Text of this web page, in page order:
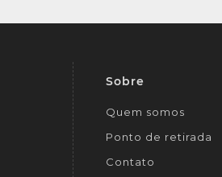
Sobre
Quem somos
Ponto de retirada
Contato